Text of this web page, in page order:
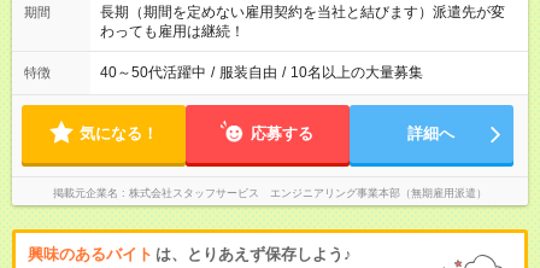
改革に全社をあげて取り組んでいます。
期間
長期（期間を定めない雇用契約を当社と結びます）派遣先が変
わっても雇用は継続！
特徴 40～50代活躍中 / 服装自由 / 10名以上の大量募集
気になる！ 応募する 詳細へ
掲載元企業名 株式会社スタッフサービス エンジニアリング事業本部（無期雇用派遣）
興味のあるバイト は、とりあえず保存しよう♪